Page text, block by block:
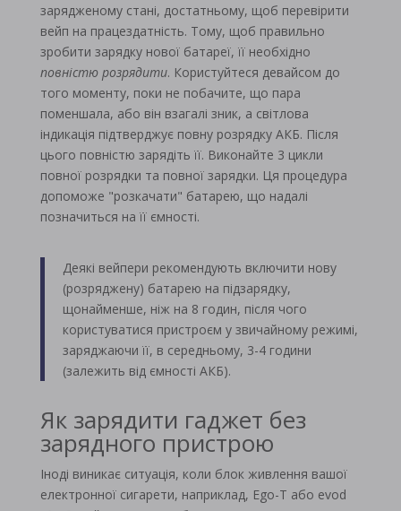
зарядженому стані, достатньому, щоб перевірити
вейп на працездатність. Тому, щоб правильно
зробити зарядку нової батареї, її необхідно
повністю розрядити. Користуйтеся девайсом до
того моменту, поки не побачите, що пара
поменшала, або він взагалі зник, а світлова
індикація підтверджує повну розрядку АКБ. Після
цього повністю зарядіть її. Виконайте 3 цикли
повної розрядки та повної зарядки. Ця процедура
допоможе "розкачати" батарею, що надалі
позначиться на її ємності.
Деякі вейпери рекомендують включити нову
(розряджену) батарею на підзарядку,
щонайменше, ніж на 8 годин, після чого
користуватися пристроєм у звичайному режимі,
заряджаючи її, в середньому, 3-4 години
(залежить від ємності АКБ).
Як зарядити гаджет без
зарядного пристрою
Іноді виникає ситуація, коли блок живлення вашої
електронної сигарети, наприклад, Ego-T або evod